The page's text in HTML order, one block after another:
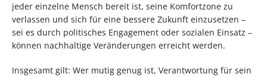
jeder einzelne Mensch bereit ist, seine Komfortzone zu
verlassen und sich für eine bessere Zukunft einzusetzen –
sei es durch politisches Engagement oder sozialen Einsatz –
können nachhaltige Veränderungen erreicht werden.
Insgesamt gilt: Wer mutig genug ist, Verantwortung für sein